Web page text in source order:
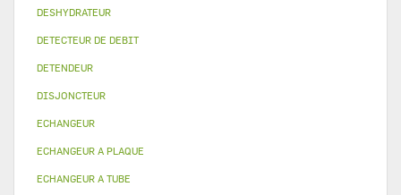
DESHYDRATEUR
DETECTEUR DE DEBIT
DETENDEUR
DISJONCTEUR
ECHANGEUR
ECHANGEUR A PLAQUE
ECHANGEUR A TUBE